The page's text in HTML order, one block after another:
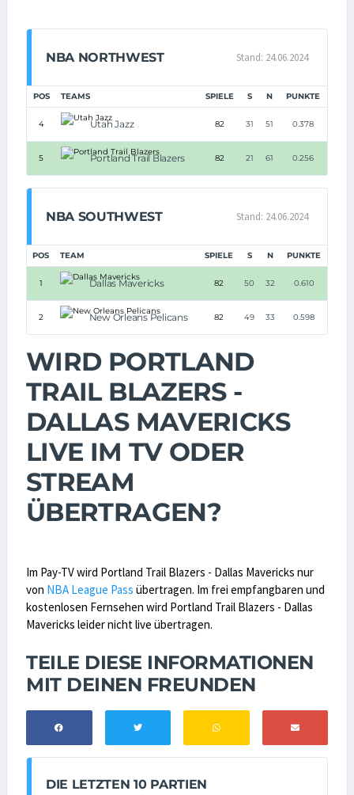
NBA NORTHWEST Stand: 24.06.2024
POS TEAMS SPIELE S N PUNKTE
4 Utah Jazz 82 31 51 0.378
5 Portland Trail Blazers 82 21 61 0.256
NBA SOUTHWEST Stand: 24.06.2024
POS TEAM SPIELE S N PUNKTE
1 Dallas Mavericks 82 50 32 0.610
2 New Orleans Pelicans 82 49 33 0.598
WIRD PORTLAND
TRAIL BLAZERS -
DALLAS MAVERICKS
LIVE IM TV ODER
STREAM
ÜBERTRAGEN?
Im Pay-TV wird Portland Trail Blazers - Dallas Mavericks nur
von NBA League Pass übertragen. Im frei empfangbaren und
kostenlosen Fernsehen wird Portland Trail Blazers - Dallas
Mavericks leider nicht live übertragen.
TEILE DIESE INFORMATIONEN
MIT DEINEN FREUNDEN
DIE LETZTEN 10 PARTIEN